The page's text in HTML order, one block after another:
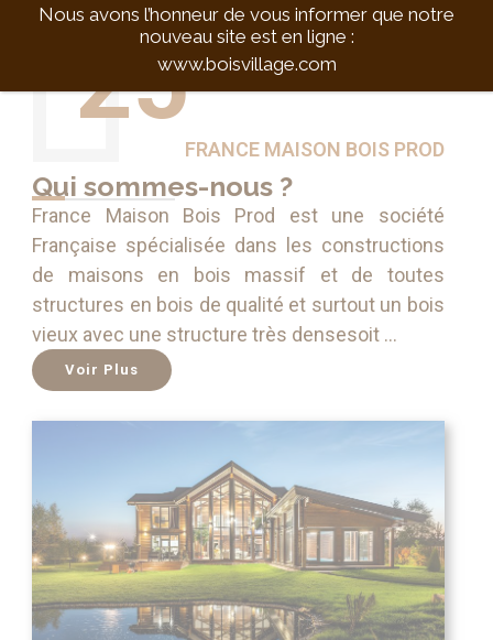
25 ANS D’EXPÉRIENCE
FRANCE MAISON BOIS PROD
Qui sommes-nous ?
France Maison Bois Prod est une société
Française spécialisée dans les constructions
de maisons en bois massif et de toutes
structures en bois de qualité et surtout un bois
vieux avec une structure très densesoit …
Voir Plus
Nous avons l’honneur de vous informer que notre
nouveau site est en ligne :
www.boisvillage.com